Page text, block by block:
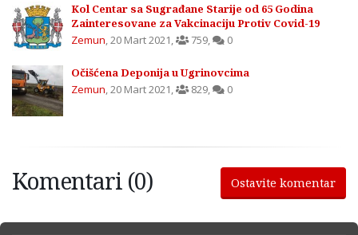
Kol Centar sa Sugrađane Starije od 65 Godina
Zainteresovane za Vakcinaciju Protiv Covid-19
Zemun,20 Mart 2021, 759, 0
Očišćena Deponija u Ugrinovcima
Zemun,20 Mart 2021, 829, 0
Komentari (0) Ostavite komentar